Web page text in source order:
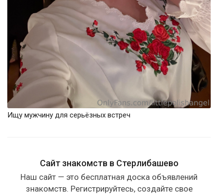
Ищу мужчину для серьёзных встреч
Сайт знакомств в Стерлибашево
Наш сайт — это бесплатная доска объявлений
знакомств. Регистрируйтесь, создайте свое